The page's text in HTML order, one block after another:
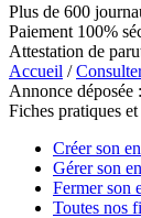
Plus de 600
Paiement 100%
Attestation de
Accueil /
Annonce
Fiches pratiques
Créer son
Gérer son
Fermer son
Toutes nos